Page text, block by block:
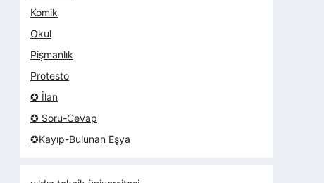
Komik
Okul
Pişmanlık
Protesto
✪ İlan
✪ Soru-Cevap
✪Kayıp-Bulunan Eşya